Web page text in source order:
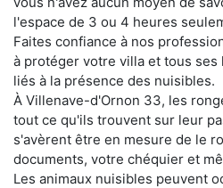
l'espace de 3 ou 4 heures
Faites confiance à nos
à protéger votre villa et tous ses
liés à la présence des nuisibles.
À Villenave-d'Ornon 33, les
tout ce qu'ils trouvent sur leur
s'avèrent être en mesure de le
documents, votre chéquier et
Les animaux nuisibles peuvent